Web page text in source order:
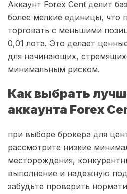
Аккаунт Forex Cent делит
более мелкие единицы, что
торговать с меньшими
0,01 лота. Это делает
для начинающих,
минимальным риском.
Как выбрать
аккаунта Forex
при выборе брокера для
рассмотрите низкие
месторождения,
выполнение и надежную
забудьте проверить